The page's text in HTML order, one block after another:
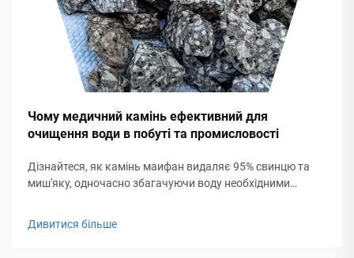
Чому медичний камінь ефективний для
очищення води в побуті та промисловості
Дізнайтеся, як камінь маифан видаляє 95% свинцю та
миш'яку, одночасно збагачуючи воду необхідними
Дізнатися більше.
Дивитися більше